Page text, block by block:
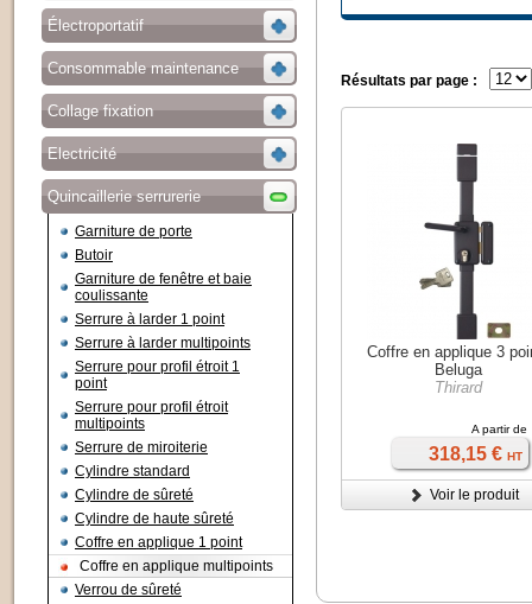
Électroportatif
Consommable maintenance
Collage fixation
Electricité
Quincaillerie serrurerie
Garniture de porte
Butoir
Garniture de fenêtre et baie
coulissante
Serrure à larder 1 point
Serrure à larder multipoints
Serrure pour profil étroit 1
point
Serrure pour profil étroit
multipoints
Serrure de miroiterie
Cylindre standard
Cylindre de sûreté
Cylindre de haute sûreté
Coffre en applique 1 point
Coffre en applique multipoints
Verrou de sûreté
Résultats par page :
Coffre en applique 3
Beluga
Thirard
A partir de
318,15 € HT
Voir le produit